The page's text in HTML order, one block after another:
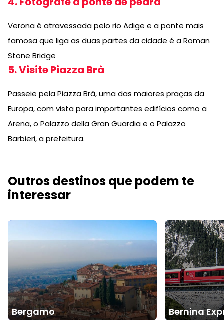
Verona é atravessada pelo rio Adige e a ponte mais
famosa que liga as duas partes da cidade é a Roman
Stone Bridge
5. Visite Piazza Brà
Passeie pela Piazza Brà, uma das maiores praças da
Europa, com vista para importantes edifícios como a
Arena, o Palazzo della Gran Guardia e o Palazzo
Barbieri, a prefeitura.
Outros destinos que podem te
interessar
Bergamo Bernina